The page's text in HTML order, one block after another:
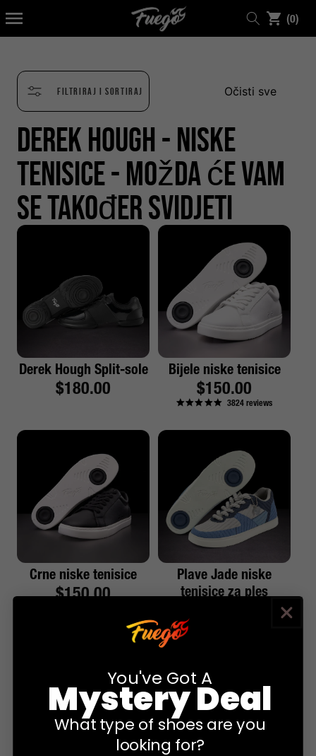
NA (0)
stavki
Filtriraj i sortiraj Očisti sve
Derek Hough - Niske
tenisice - Možda će vam
se također svidjeti
Derek Hough Split-sole
Redovna
$180.00
Bijele niske tenisice
Redovna
cijena
$150.00
3824reviews
Crne niske tenisice
Redovna
$150.00
Plave Jade niske
tenisice za ples
You've Got A
Mystery Deal
What type of shoes are you
looking for?